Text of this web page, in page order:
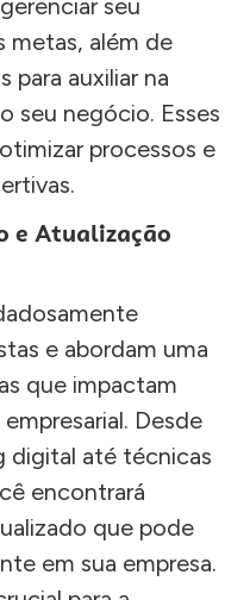
seu
metas, além de
auxiliar na
seu negócio. Esses
processos e
e Atualização
e abordam uma
que impactam
Desde
digital até técnicas
encontrará
que pode
em sua empresa.